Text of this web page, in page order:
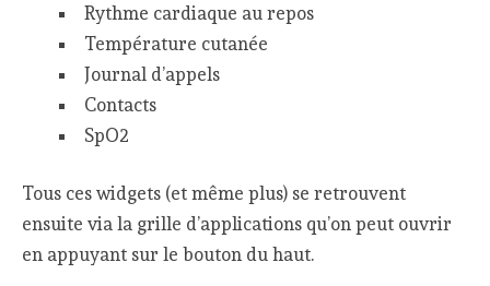
Rythme cardiaque au repos
Température cutanée
Journal d’appels
Contacts
SpO2
Tous ces widgets (et même plus) se retrouvent
ensuite via la grille d’applications qu’on peut ouvrir
en appuyant sur le bouton du haut.